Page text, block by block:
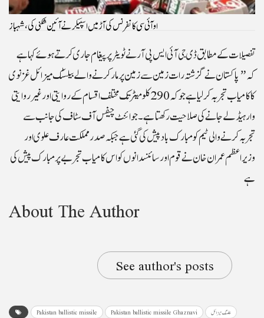
او آئی سی کانفرنس کی آڑ میں اسپیکر نے آئین شکنی کی، شہباز
تفصیلات کے مطابق ڈی جی آئی ایس پی آر نے ٹویٹر پر پیغام جاری کرتے ہوئے کہاہے
کہ ”پاکستان نے گزشتہ رات زمین سے زمین پر مار کرنے والے بیلسٹک میزائل غزنوی
کا کامیاب تجربہ کر لیاہے جو کہ 290 کلومیٹر تک مختلف اقسام کے روایتی اور غیر روایتی
وارہیڈ لے جانے کی صلاحیت رکھتا ہے ۔ جوائنٹ چیفس آف سٹاف کی جانب سے
تجربہ کرنے والی ٹیم کو مبارک باد پیش کی گئی ہے جبکہ صدر مملکت عارف علوی اور
وزیراعظم عمران خان نے قوم اور سائنسدانوں کو اس کامیاب تجربے پر مبارک پیش کی
ہے
About The Author
See author's posts
Pakistan ballistic missile Pakistan ballistic missile Ghaznavi
بیلسٹک میزائل